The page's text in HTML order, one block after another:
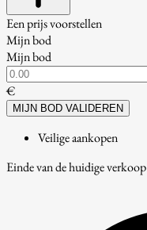
Een prijs voorstellen
Mijn bod
Mijn bod
€
MIJN BOD VALIDEREN
Veilige aankopen
Einde van de huidige verkoop